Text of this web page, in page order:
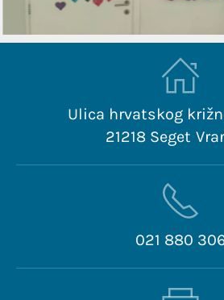
Ulica hrvatskog
21218 Seget
021 880